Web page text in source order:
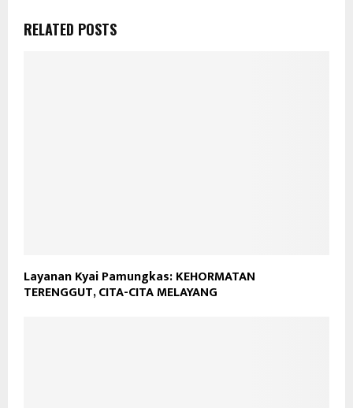
RELATED POSTS
Layanan Kyai Pamungkas: KEHORMATAN
TERENGGUT, CITA-CITA MELAYANG